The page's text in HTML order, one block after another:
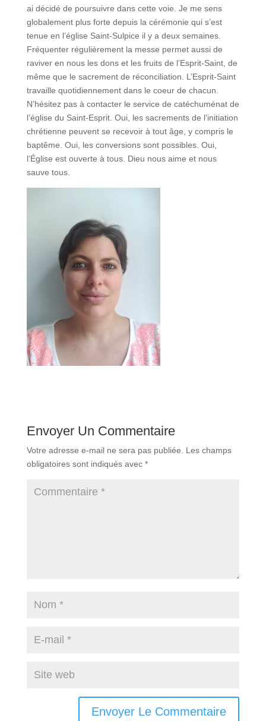
ai décidé de poursuivre dans cette voie. Je me sens
globalement plus forte depuis la cérémonie qui s’est
tenue en l’église Saint-Sulpice il y a deux semaines.
Fréquenter régulièrement la messe permet aussi de
raviver en nous les dons et les fruits de l’Esprit-Saint, de
même que le sacrement de réconciliation. L’Esprit-Saint
travaille quotidiennement dans le coeur de chacun.
N’hésitez pas à contacter le service de catéchuménat de
l’église du Saint-Esprit. Oui, les sacrements de l’initiation
chrétienne peuvent se recevoir à tout âge, y compris le
baptême. Oui, les conversions sont possibles. Oui,
l’Église est ouverte à tous. Dieu nous aime et nous
sauve tous.
Envoyer Un Commentaire
Votre adresse e-mail ne sera pas publiée.
Les champs
obligatoires sont indiqués avec *